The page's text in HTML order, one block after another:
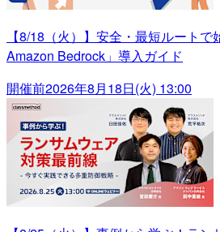
【8/18（火）】安全・最短ルート
Amazon Bedrock」導入ガイド
開催前2026年8月18日(火) 13:00